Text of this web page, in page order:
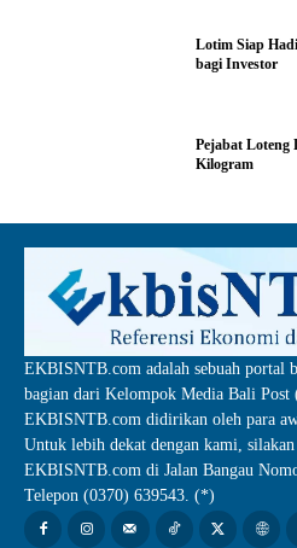
Lotim Siap
bagi Investor
Pejabat
Kilogram
EKBISNTB.com adalah sebuah portal
bagian dari Kelompok Media Bali
EKBISNTB.com didirikan oleh para
Untuk lebih dekat dengan kami,
EKBISNTB.com di Jalan Bangau
Telepon (0370) 639543. (*)